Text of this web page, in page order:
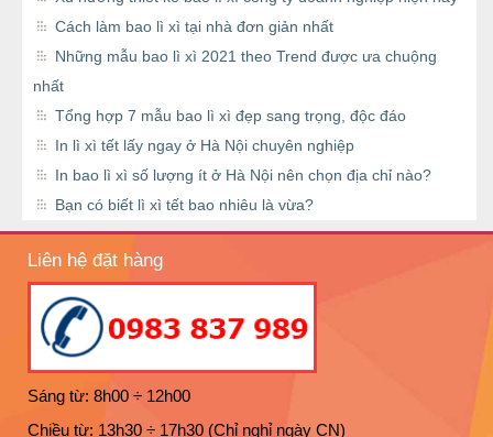
Cách làm bao lì xì tại nhà đơn giản nhất
Những mẫu bao lì xì 2021 theo Trend được ưa chuộng
nhất
Tổng hợp 7 mẫu bao lì xì đẹp sang trọng, độc đáo
In lì xì tết lấy ngay ở Hà Nội chuyên nghiệp
In bao lì xì số lượng ít ở Hà Nội nên chọn địa chỉ nào?
Bạn có biết lì xì tết bao nhiêu là vừa?
Liên hệ đặt hàng
Sáng từ: 8h00 ÷ 12h00
Chiều từ: 13h30 ÷ 17h30 (Chỉ nghỉ ngày CN)